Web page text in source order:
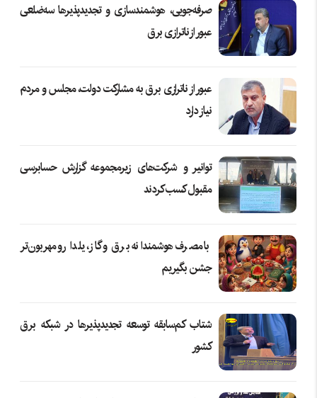
صرفه‌جویی، هوشمندسازی و تجدیدپذیرها سه‌ضلعی
عبور از ناترازی برق
عبور از ناترازی برق به مشارکت دولت، مجلس و مردم
نیاز دارد
توانیر و شرکت‌های زیرمجموعه گزارش حسابرسی
مقبول کسب کردند
با مصرف هوشمندانه برق و گاز، یلدا رو مهربون‌تر
جشن بگیریم
شتاب کم‌سابقه توسعه تجدیدپذیرها در شبکه برق
کشور